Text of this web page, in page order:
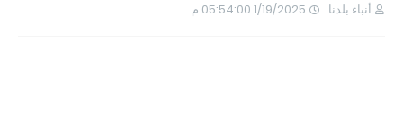
أنباء بلدنا 1/19/2025 05:54:00 م